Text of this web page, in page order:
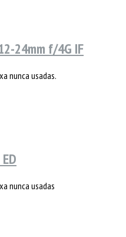
24mm f/4G IF
nunca usadas.
nunca usadas